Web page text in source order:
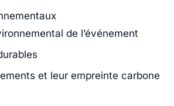
de l’événement
et leur empreinte carbone